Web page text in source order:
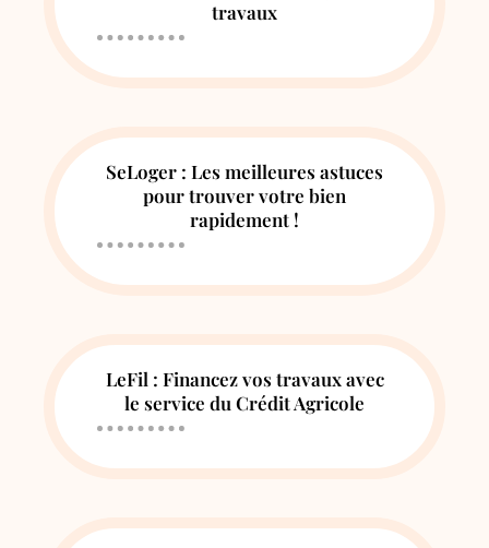
travaux
SeLoger : Les meilleures astuces
pour trouver votre bien
rapidement !
LeFil : Financez vos travaux avec
le service du Crédit Agricole